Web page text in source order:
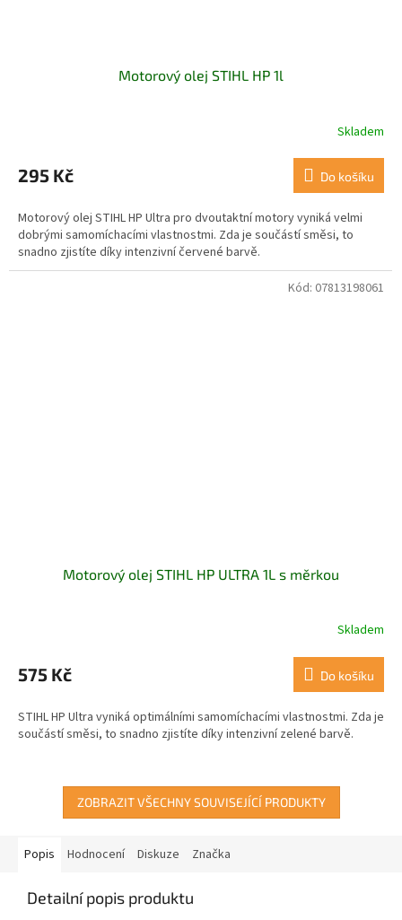
Motorový olej STIHL HP 1l
Skladem
295 Kč Do košíku
Motorový olej STIHL HP Ultra pro dvoutaktní motory vyniká velmi
dobrými samomíchacími vlastnostmi. Zda je součástí směsi, to
snadno zjistíte díky intenzivní červené barvě.
Motorový olej STIHL HP ULTRA 1L s měrkou
produktu
je
z
5
Skladem
575 Kč Do košíku
STIHL HP Ultra vyniká optimálními samomíchacími vlastnostmi. Zda je
součástí směsi, to snadno zjistíte díky intenzivní zelené barvě.
Kód: 07813198061
ZOBRAZIT VŠECHNY SOUVISEJÍCÍ PRODUKTY
Popis Hodnocení Diskuze Značka
Detailní popis produktu